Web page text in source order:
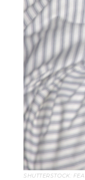
SHUTTERSTOCK: